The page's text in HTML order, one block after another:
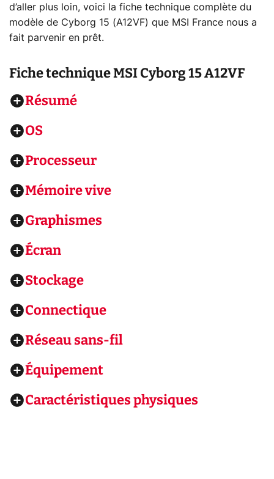
d’aller plus loin, voici la fiche technique complète du
modèle de Cyborg 15 (A12VF) que MSI France nous a
fait parvenir en prêt.
Fiche techniqueMSI Cyborg 15 A12VF
Résumé
OS
Processeur
Mémoire vive
Graphismes
Écran
Stockage
Connectique
Réseau sans-fil
Équipement
Caractéristiques physiques